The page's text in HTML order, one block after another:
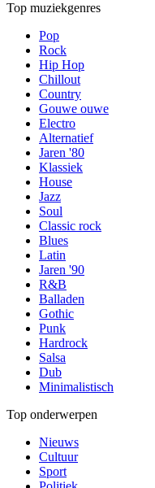
Top muziekgenres
Pop
Rock
Hip Hop
Chillout
Country
Gouwe ouwe
Electro
Alternatief
Jaren '80
Klassiek
House
Jazz
Soul
Classic rock
Blues
Latin
Jaren '90
R&B
Balladen
Gothic
Punk
Hardrock
Salsa
Dub
Minimalistisch
Top onderwerpen
Nieuws
Cultuur
Sport